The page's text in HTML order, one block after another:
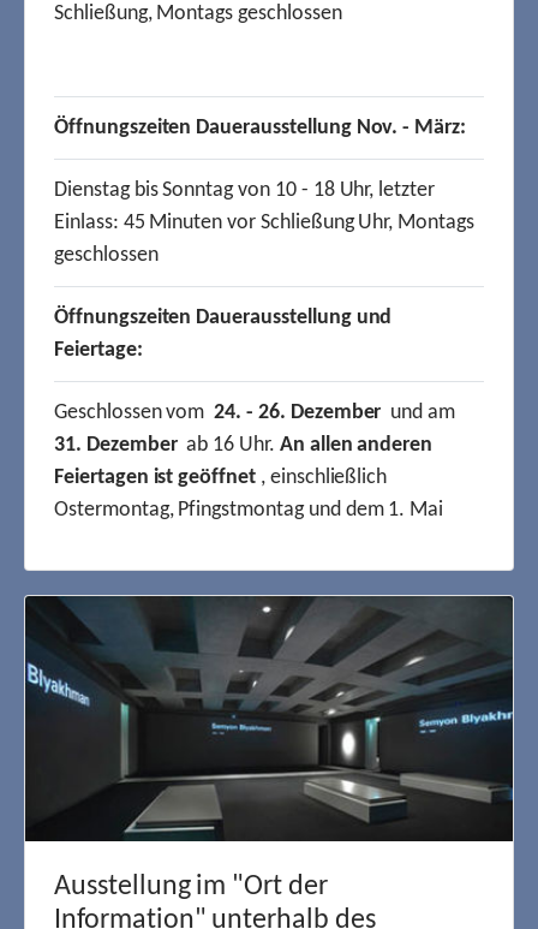
Ausstellung im "Ort der
Information" unterhalb des
Schließung, Montags geschlossen
Öffnungszeiten Dauerausstellung Nov. - März:
Dienstag bis Sonntag von 10 - 18 Uhr, letzter
Einlass: 45 Minuten vor Schließung Uhr, Montags
geschlossen
Öffnungszeiten Dauerausstellung und
Feiertage:
Geschlossen vom24. - 26. Dezember und am
31. Dezemberab 16 Uhr. An allen anderen
Feiertagen ist geöffnet, einschließlich
Ostermontag, Pfingstmontag und dem 1. Mai